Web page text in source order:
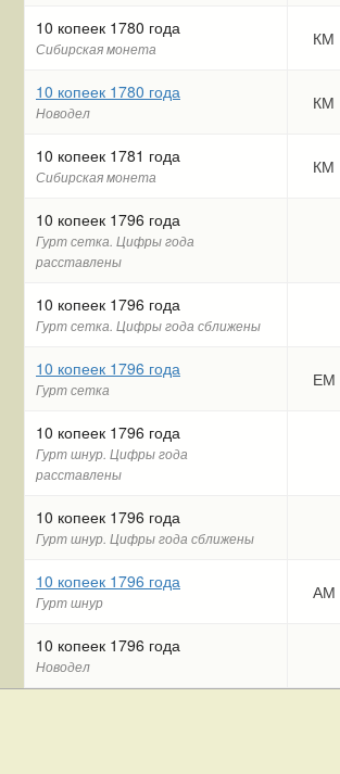
10 копеек 1780 года
Сибирская монета КМ
10 копеек 1780 года
Новодел КМ
10 копеек 1781 года
Сибирская монета КМ
10 копеек 1796 года
Гурт сетка. Цифры года
расставлены
10 копеек 1796 года
Гурт сетка. Цифры года сближены
10 копеек 1796 года
Гурт сетка ЕМ
10 копеек 1796 года
Гурт шнур. Цифры года
расставлены
10 копеек 1796 года
Гурт шнур. Цифры года сближены
10 копеек 1796 года
Гурт шнур АМ
10 копеек 1796 года
Новодел